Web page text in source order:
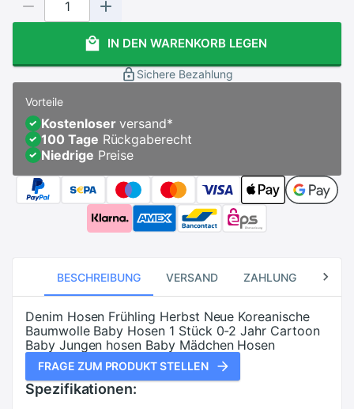
IN DEN WARENKORB LEGEN
Sichere Bezahlung
Vorteile
Kostenloserversand*
100 Tage Rückgaberecht
Niedrige Preise
BESCHREIBUNG VERSAND ZAHLUNG
Denim Hosen Frühling Herbst Neue Koreanische
Baumwolle Baby Hosen 1 Stück 0-2 Jahr Cartoon
Baby Jungen hosen Baby Mädchen Hosen
FRAGE ZUM PRODUKT STELLEN
Spezifikationen: